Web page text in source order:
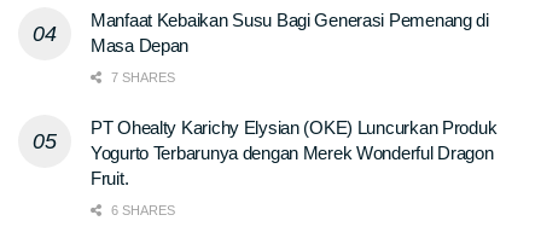
Manfaat Kebaikan Susu Bagi Generasi Pemenang di
Masa Depan
7 SHARES
PT Ohealty Karichy Elysian (OKE) Luncurkan Produk
Yogurto Terbarunya dengan Merek Wonderful Dragon
Fruit.
6 SHARES